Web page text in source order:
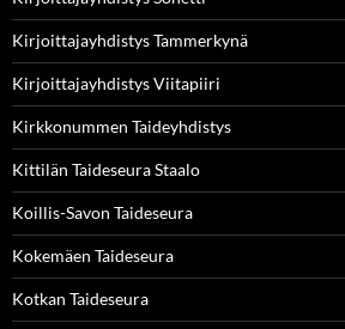
Kirjoittajayhdistys Tammerkynä
Kirjoittajayhdistys Viitapiiri
Kirkkonummen Taideyhdistys
Kittilän Taideseura Staalo
Koillis-Savon Taideseura
Kokemäen Taideseura
Kotkan Taideseura